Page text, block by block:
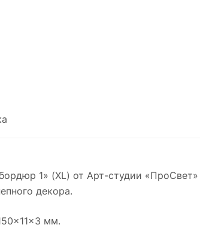
1» (XL) от Арт-студии
декора.
мм.